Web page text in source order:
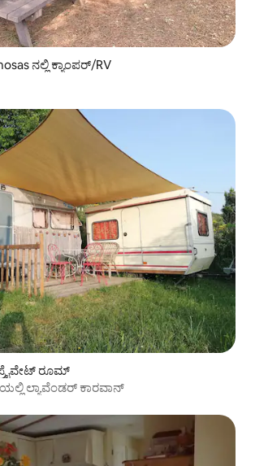
ನಲ್ಲಿ ಕ್ಯಾಂಪರ್/RV
ರೂಮ್
ಲ್ಯಾವೆಂಡರ್ ಕಾರವಾನ್